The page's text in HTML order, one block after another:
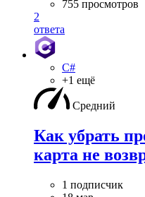
755 просмотров
2
ответа
C#
+1 ещё
Средний
Как убрать
карта не
1 подписчик